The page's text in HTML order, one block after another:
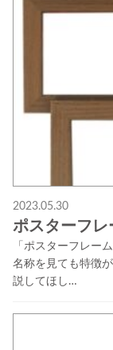
2023.05.30
ポスターフレ
「ポスターフレー
名称を見ても特徴
説してほし…